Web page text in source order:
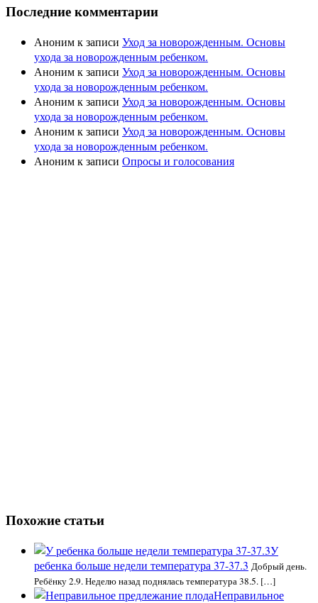
Последние комментарии
Анонимк записи Уход за новорожденным. Основы
ухода за новорожденным ребенком.
Анонимк записи Уход за новорожденным. Основы
ухода за новорожденным ребенком.
Анонимк записи Уход за новорожденным. Основы
ухода за новорожденным ребенком.
Анонимк записи Уход за новорожденным. Основы
ухода за новорожденным ребенком.
Анонимк записи Опросы и голосования
Похожие статьи
У
ребенка больше недели температура 37-37.3 Добрый день.
Ребёнку 2.9. Неделю назад поднялась температура 38.5. […]
Неправильное